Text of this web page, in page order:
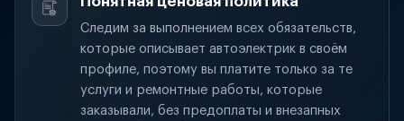
Следим за выполнением всех обязательств,
которые описывает автоэлектрик в своём
профиле, поэтому вы платите только за те
услуги и ремонтные работы, которые
заказывали, без предоплаты и внезапных